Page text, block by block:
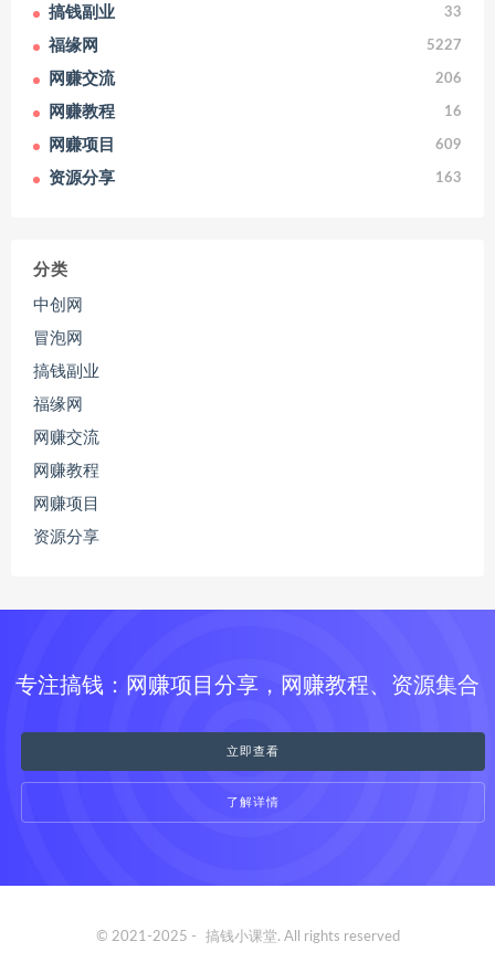
搞钱副业 33
福缘网 5227
网赚交流 206
网赚教程 16
网赚项目 609
资源分享 163
分类
中创网
冒泡网
搞钱副业
福缘网
网赚交流
网赚教程
网赚项目
资源分享
专注搞钱：网赚项目分享，网赚教程、资源集合
立即查看
了解详情
© 2021-2025 - 搞钱小课堂. All rights reserved